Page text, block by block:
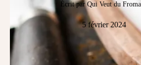
Écrit par Qui Veut du
5 février 2024